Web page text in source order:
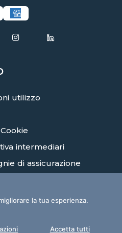
la tua consulenza
utilizzo
intermediari
di assicurazione
la tua esperienza.
Accetta tutti